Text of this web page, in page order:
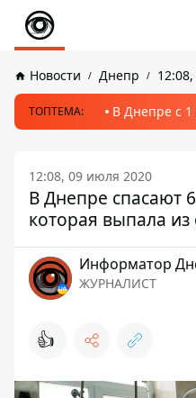
Новости Днепр
ТОПТЕМА: В Днепре с
12:08, 09 июля 2020
В Днепре спасают
которая выпала
Информатор
ЖУРНАЛИСТ
👍